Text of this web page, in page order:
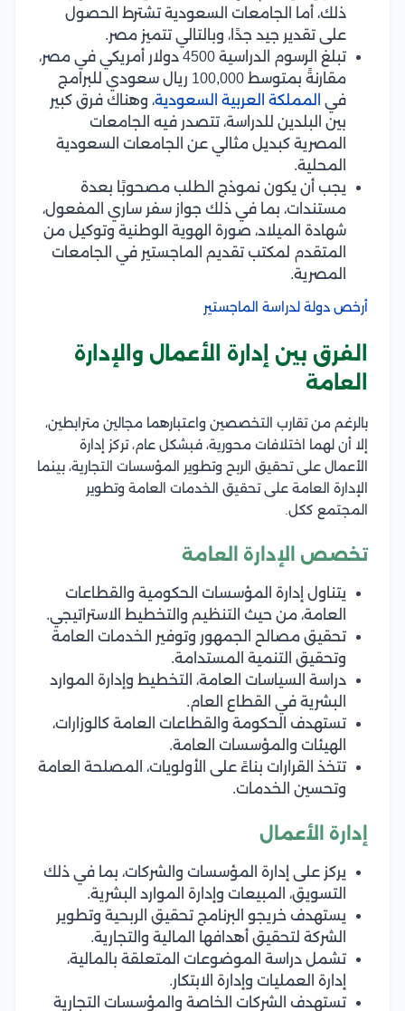
ذلك، أما الجامعات السعودية تشترط الحصول
على تقدير جيد جدًا، وبالتالي تتميز مصر.
تبلغ الرسوم الدراسية 4500 دولار أمريكي في مصر،
مقارنةً بمتوسط 100,000 ريال سعودي للبرامج
في
المملكة العربية السعودية، وهناك فرق كبير
بين البلدين للدراسة، تتصدر فيه الجامعات
المصرية كبديل مثالي عن الجامعات السعودية
المحلية.
يجب أن يكون نموذج الطلب مصحوبًا بعدة
مستندات، بما في ذلك جواز سفر ساري المفعول،
شهادة الميلاد، صورة الهوية الوطنية وتوكيل من
المتقدم لمكتب تقديم الماجستير في الجامعات
المصرية.
أرخص دولة لدراسة الماجستير
الفرق بين إدارة الأعمال والإدارة
العامة
بالرغم من تقارب التخصصين واعتبارهما مجالين مترابطين،
إلا أن لهما اختلافات محورية، فبشكل عام، تركز إدارة
الأعمال على تحقيق الربح وتطوير المؤسسات التجارية، بينما
الإدارة العامة على تحقيق الخدمات العامة وتطوير
المجتمع ككل.
تخصص الإدارة العامة
يتناول إدارة المؤسسات الحكومية والقطاعات
العامة، من حيث التنظيم والتخطيط الاستراتيجي.
تحقيق مصالح الجمهور وتوفير الخدمات العامة
وتحقيق التنمية المستدامة.
دراسة السياسات العامة، التخطيط وإدارة الموارد
البشرية في القطاع العام.
تستهدف الحكومة والقطاعات العامة كالوزارات،
الهيئات والمؤسسات العامة.
تتخذ القرارات بناءً على الأولويات، المصلحة العامة
وتحسين الخدمات.
إدارة الأعمال
يركز على إدارة المؤسسات والشركات، بما في ذلك
التسويق، المبيعات وإدارة الموارد البشرية.
يستهدف خريجو البرنامج تحقيق الربحية وتطوير
الشركة لتحقيق أهدافها المالية والتجارية.
تشمل دراسة الموضوعات المتعلقة بالمالية،
إدارة العمليات وإدارة الابتكار.
تستهدف الشركات الخاصة والمؤسسات التجارية